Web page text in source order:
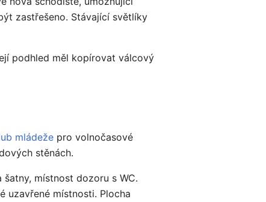
zastřešeno. Stávající světlíky
podhled měl kopírovat válcový
mládeže pro volnočasové
stěnách.
místnost dozoru s WC.
uzavřené místnosti. Plocha